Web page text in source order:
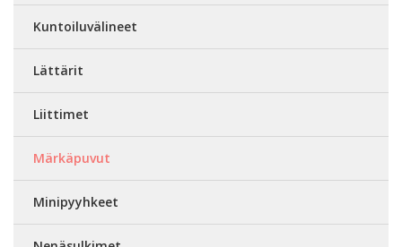
Kuntoiluvälineet
Lättärit
Liittimet
Märkäpuvut
Minipyyhkeet